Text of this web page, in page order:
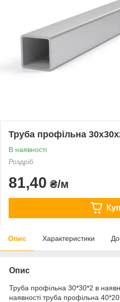
Труба профільна
В наявності
Роздріб
81,40 ₴/м
Опис Характеристики
Опис
Труба профільна 30*30*2 в
наявності труба профільна